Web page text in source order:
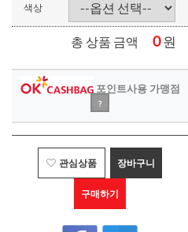
색상
총 상품 금액 0원
포인트사용 가맹점
?
관심상품 장바구니
구매하기